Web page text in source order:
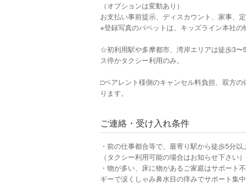
（オプションは変動あり）
お支払い事前提示、ディスカウント、家事、
※登録写真のパペットは、キッズライン本社の
☆初利用駅や多摩都市、湾岸エリアは徒歩3
ス停かタクシー利用のみ。
□︎ペアレント様側のキャンセル料負担、双方
ります。
ご連絡・受け入れ条件
・前の仕事都合等で、最寄り駅から徒歩5分
（タクシー利用可能の場合はお知らせ下さい）
・物が多い、床に物があるご家庭はサポート
ギーで涙くしゃみ鼻水目の痒みでサポート集中